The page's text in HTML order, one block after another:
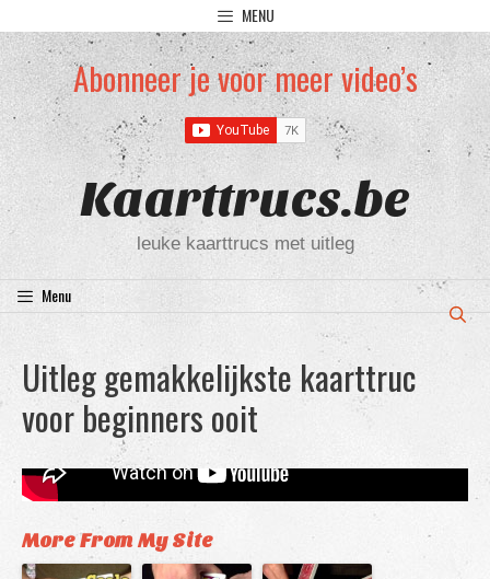
naar
de
inhoud
MENU
Abonneer je voor meer video’s
Kaarttrucs.be
leuke kaarttrucs met uitleg
Menu
Uitleg gemakkelijkste kaarttruc
voor beginners ooit
More From My Site